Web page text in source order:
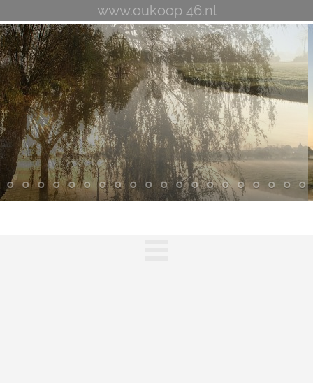
www.oukoop 46.nl